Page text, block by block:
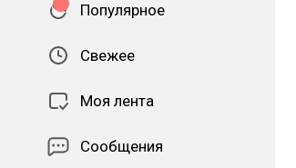
Популярное
Свежее
Моя лента
Сообщения